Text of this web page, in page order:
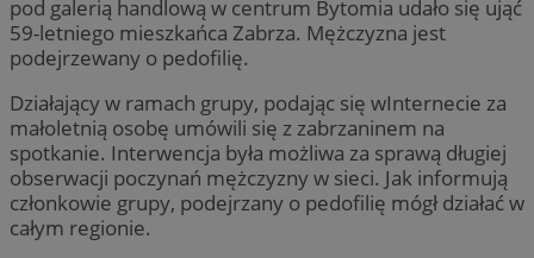
pod galerią handlową w centrum Bytomia udało się ująć
59-letniego mieszkańca Zabrza. Mężczyzna jest
podejrzewany o pedofilię.
Działający w ramach grupy, podając się wInternecie za
małoletnią osobę umówili się z zabrzaninem na
spotkanie. Interwencja była możliwa za sprawą długiej
obserwacji poczynań mężczyzny w sieci. Jak informują
członkowie grupy, podejrzany o pedofilię mógł działać w
całym regionie.